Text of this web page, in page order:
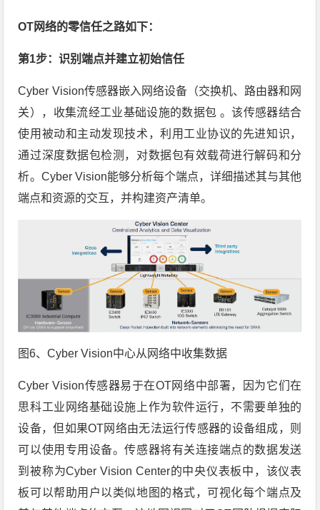
OT网络的零信任之路如下：
第1步：识别端点并建立初始信任
Cyber Vision传感器嵌入网络设备（交换机、路由器和网
关），收集流经工业基础设施的数据包 。该传感器结合
使用被动和主动发现技术，利用工业协议的先进知识，
通过深度数据包检测，对数据包有效载荷进行解码和分
析。Cyber Vision能够分析每个端点，详细描述其与其他
端点和资源的交互，并构建资产清单。
图6、Cyber Vision中心从网络中收集数据
Cyber Vision传感器易于在OT网络中部署，因为它们在
思科工业网络基础设施上作为软件运行，不需要单独的
设备，但如果OT网络由无法运行传感器的设备组成，则
可以使用专用设备。传感器将有关连接端点的数据发送
到被称为Cyber Vision Center的中央仪表板中，该仪表
板可以帮助用户以类似地图的格式，可视化每个端点及